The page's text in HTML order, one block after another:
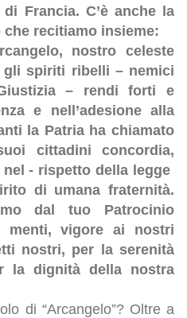
Francia. C’è anche la
recitiamo insieme:
nostro celeste
gli spiriti ribelli – nemici
– rendi forti e
e nell’adesione alla
la Patria ha chiamato
cittadini concordia,
- rispetto della legge
di umana fraternità.
dal tuo Patrocinio
menti, vigore ai nostri
nostri, per la serenità
la dignità della nostra
di “Arcangelo”? Oltre a